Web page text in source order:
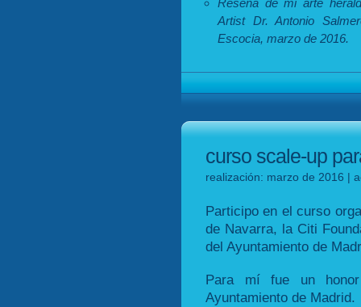
Reseña de mi arte
Artist Dr. Antonio
Escocia, marzo de 2016.
curso scale-up
realización: marzo de 2016 |
Participo en el curso
de Navarra, la Citi
del Ayuntamiento de
Para mí fue un
Ayuntamiento de Madrid.